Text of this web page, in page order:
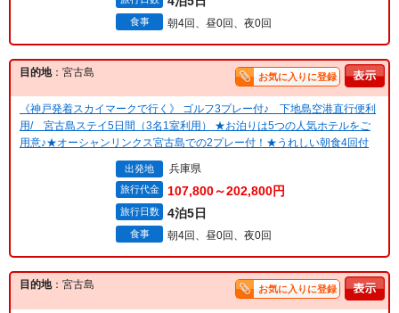
食事 朝4回、昼0回、夜0回
目的地：宮古島 お気に入りに登録
《神戸発着スカイマークで行く》 ゴルフ3プレー付♪ 下地島空港直行便利
用/ 宮古島ステイ5日間（3名1室利用） ★お泊りは5つの人気ホテルをご
用意♪★オーシャンリンクス宮古島での2プレー付！★うれしい朝食4回付
出発地 兵庫県
旅行代金 107,800～202,800円
旅行日数 4泊5日
食事 朝4回、昼0回、夜0回
目的地：宮古島 お気に入りに登録